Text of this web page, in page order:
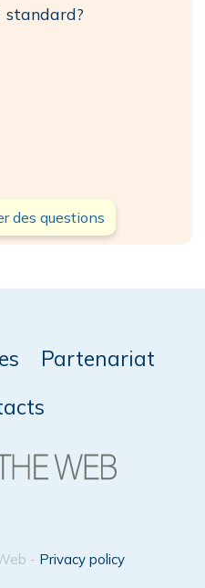
standard?
des questions
Partenariat
- Privacy policy